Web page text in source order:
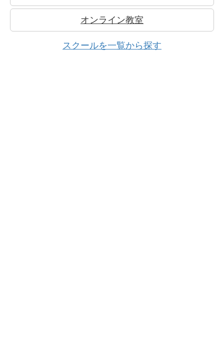
オンライン教室
スクールを一覧から探す